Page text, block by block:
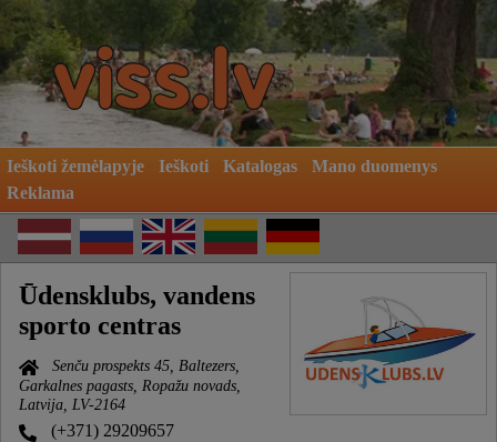
Ieškoti žemėlapyje Ieškoti Katalogas
Mano duomenys
Reklama
Ūdensklubs, vandens
sporto centras
Senču prospekts 45, Baltezers,
Garkalnes pagasts, Ropažu novads,
Latvija, LV-2164
(+371) 29209657